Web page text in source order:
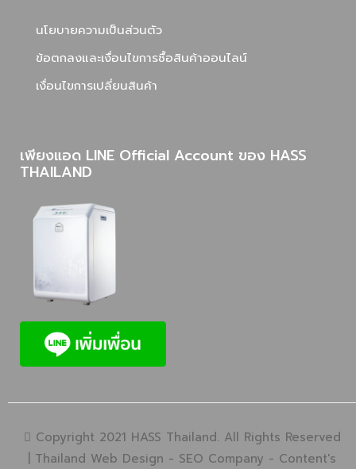
นโยบายความเป็นส่วนตัว
ข้อตกลงและเงื่อนไขการซื้อสินค้าออนไลน์
เงื่อนไขการเปลี่ยนสินค้า
เพียงแอด LINE Official Account ของ HASS
THAILAND
Copyright 2021 HASS Thailand. All Rights Reserved
| Thailand Web Design - SEO Company - Content's